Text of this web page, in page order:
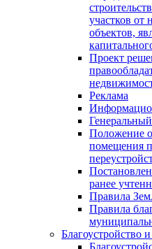
участков от
объектов,
Проект
Реклама
Положение
помещения
ранее
Правила
Правила
Благоустройство